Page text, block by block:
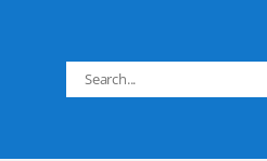
Search
for: